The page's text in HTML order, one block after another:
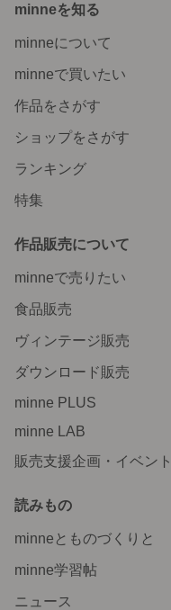
minneを知る
minneについて
minneで買いたい
作品をさがす
ショップをさがす
ランキング
特集
作品販売について
minneで売りたい
食品販売
ヴィンテージ販売
ダウンロード販売
minne PLUS
minne LAB
販売支援企画・イベント
読みもの
minneとものづくりと
minne学習帖
ニュース